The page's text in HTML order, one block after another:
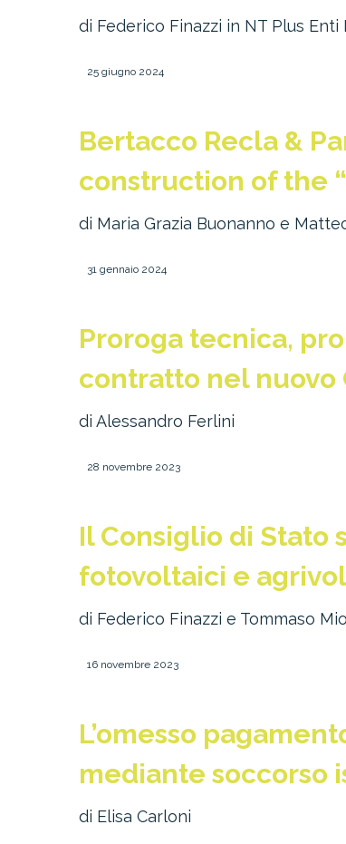
di Federico Finazzi in NT Plus Enti
25 giugno 2024
Bertacco Recla &
construction of the
di Maria Grazia Buonanno e
31 gennaio 2024
Proroga tecnica,
contratto nel nuovo
di Alessandro Ferlini
28 novembre 2023
Il Consiglio di Stato
fotovoltaici e
di Federico Finazzi e Tommaso
16 novembre 2023
L’omesso
mediante soccorso
di Elisa Carloni